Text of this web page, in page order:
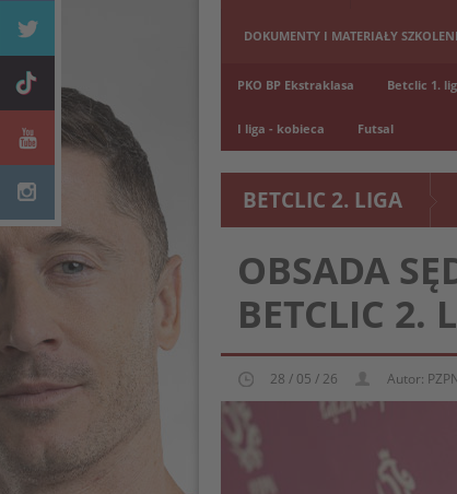
DOKUMENTY I MATERIAŁY
PKO BP Ekstraklasa Betclic 1.
I liga - kobieca Futsal
BETCLIC 2. LIGA
OBSADA
BETCLIC 2.
28 / 05 / 26 Autor: